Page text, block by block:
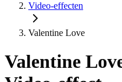
Video-effecten
Valentine Love
Valentine